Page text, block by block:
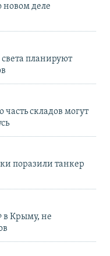
новом деле
планируют
складов могут
поразили танкер
Крыму, не